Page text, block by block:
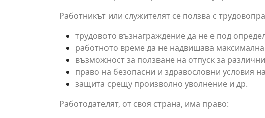
Работникът или служителят се ползва с
трудовото възнаграждение да не е под
работното време да не надвишава
възможност за ползване на отпуск за
право на безопасни и здравословни условия
защита срещу произволно уволнение и др.
Работодателят, от своя страна, има право: